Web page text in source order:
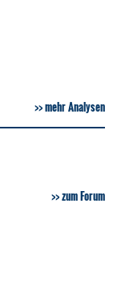
mehr Analysen
zum Forum